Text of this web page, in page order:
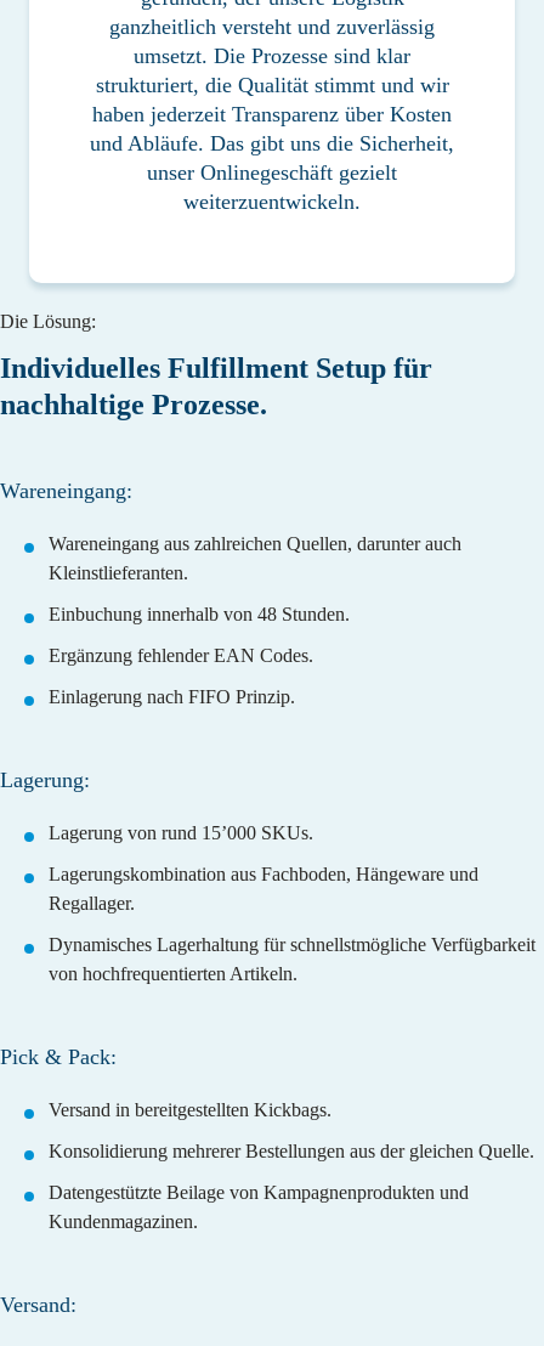
ganzheitlich versteht und zuverlässig
umsetzt. Die Prozesse sind klar
strukturiert, die Qualität stimmt und wir
haben jederzeit Transparenz über Kosten
und Abläufe. Das gibt uns die Sicherheit,
unser Onlinegeschäft gezielt
weiterzuentwickeln.
Die Lösung:
Individuelles Fulfillment Setup für
nachhaltige Prozesse.
Wareneingang:
Wareneingang aus zahlreichen Quellen, darunter auch
Kleinstlieferanten.
Einbuchung innerhalb von 48 Stunden.
Ergänzung fehlender EAN Codes.
Einlagerung nach FIFO Prinzip.
Lagerung:
Lagerung von rund 15’000 SKUs.
Lagerungskombination aus Fachboden, Hängeware und
Regallager.
Dynamisches Lagerhaltung für schnellstmögliche Verfügbarkeit
von hochfrequentierten Artikeln.
Pick & Pack:
Versand in bereitgestellten Kickbags.
Konsolidierung mehrerer Bestellungen aus der gleichen Quelle.
Datengestützte Beilage von Kampagnenprodukten und
Kundenmagazinen.
Versand: